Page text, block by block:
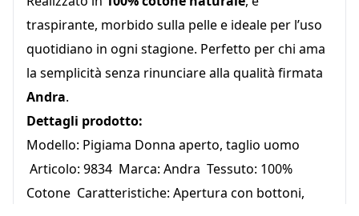
traspirante, morbido sulla pelle e ideale per l’uso
quotidiano in ogni stagione. Perfetto per chi ama
la semplicità senza rinunciare alla qualità firmata
Andra.
Dettagli prodotto:
Modello: Pigiama Donna aperto, taglio uomo
Articolo: 9834 Marca: Andra Tessuto: 100%
Cotone Caratteristiche: Apertura con bottoni,